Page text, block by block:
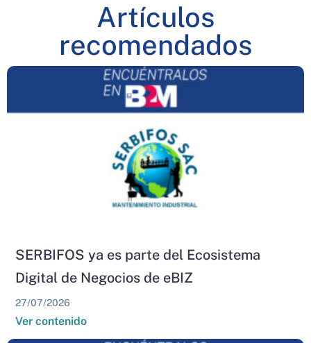
Artículos
recomendados
SERBIFOS ya es parte del Ecosistema
Digital de Negocios de eBIZ
27/07/2026
Ver contenido